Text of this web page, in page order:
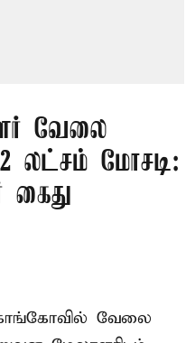
வேலை
லட்சம் மோசடி:
கைது
வில் வேலை